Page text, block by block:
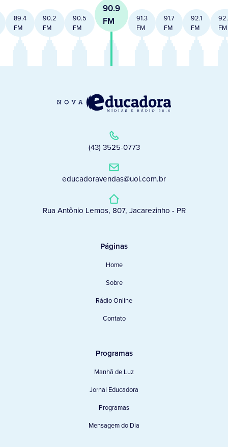
89.4
FM
90.2
FM
90.5
FM
90.9
FM
91.3
FM
91.7
FM
92.1
FM
FM
(43) 3525-0773
educadoravendas@uol.com.br
Rua Antônio Lemos, 807, Jacarezinho - PR
Páginas
Home
Sobre
Rádio Online
Contato
Programas
Manhã de Luz
Jornal Educadora
Programas
Mensagem do Dia